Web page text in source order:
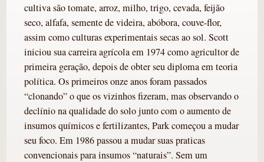
cultiva são tomate, arroz, milho, trigo, cevada, feijão
seco, alfafa, semente de videira, abóbora, couve-flor,
assim como culturas experimentais secas ao sol. Scott
iniciou sua carreira agrícola em 1974 como agricultor de
primeira geração, depois de obter seu diploma em teoria
política. Os primeiros onze anos foram passados
“clonando” o que os vizinhos fizeram, mas observando o
declínio na qualidade do solo junto com o aumento de
insumos químicos e fertilizantes, Park começou a mudar
seu foco. Em 1986 passou a mudar suas praticas
convencionais para insumos “naturais”. Sem um